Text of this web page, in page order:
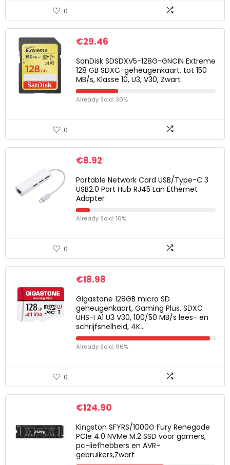
0
€29.46
SanDisk SDSDXV5-128G-GNCIN Extreme
128 GB SDXC-geheugenkaart, tot 150
MB/s, Klasse 10, U3, V30, Zwart
Already Sold: 30%
0
€8.92
Portable Network Card USB/Type-C 3
USB2.0 Port Hub RJ45 Lan Ethernet
Adapter
Already Sold: 10%
0
€18.98
Gigastone 128GB micro SD
geheugenkaart, Gaming Plus, SDXC
UHS-I A1 U3 V30, 100/50 MB/s lees- en
schrijfsnelheid, 4K…
Already Sold: 96%
0
€124.90
Kingston SFYRS/1000G Fury Renegade
PCIe 4.0 NVMe M.2 SSD voor gamers,
pc-liefhebbers en AVR-
gebruikers,Zwart